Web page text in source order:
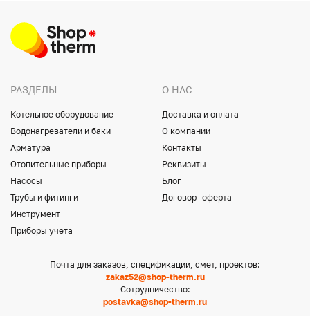
РАЗДЕЛЫ
Котельное оборудование
Водонагреватели и баки
Арматура
Отопительные приборы
Насосы
Трубы и фитинги
Инструмент
Приборы учета
О НАС
Доставка и оплата
О компании
Контакты
Реквизиты
Блог
Договор- оферта
Почта для заказов, спецификации, смет, проектов:
zakaz52@shop-therm.ru
Сотрудничество:
postavka@shop-therm.ru